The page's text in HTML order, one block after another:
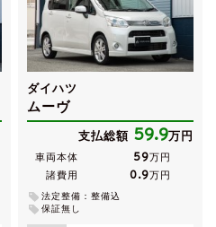
ダイハツ
ムーヴ
支払総額 59.9万円
車両本体 59万円
諸費用
0.9万円
法定整備：整備込
保証無し